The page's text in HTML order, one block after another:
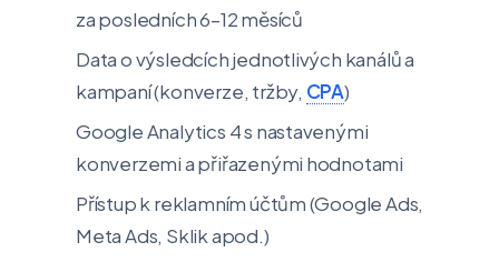
za posledních 6–12 měsíců
Data o výsledcích jednotlivých kanálů a
kampaní (konverze, tržby, CPA)
Google Analytics 4 s nastavenými
konverzemi a přiřazenými hodnotami
Přístup k reklamním účtům (Google Ads,
Meta Ads, Sklik apod.)